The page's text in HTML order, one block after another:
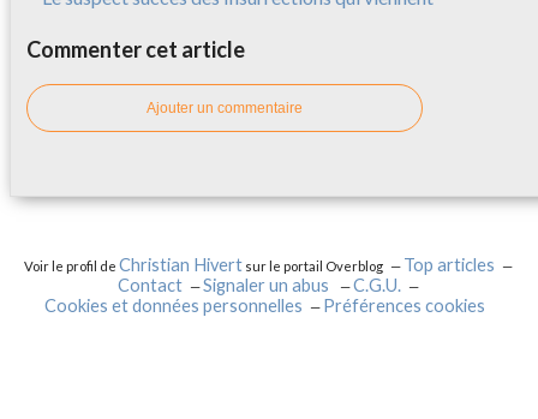
Commenter cet article
Ajouter un commentaire
Voir le profil deChristian Hivert sur le portail Overblog
Top articles
Contact
Signaler un abus
C.G.U.
Cookies et données personnelles
Préférences cookies